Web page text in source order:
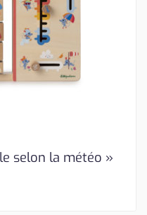
selon la météo »